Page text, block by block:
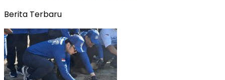
Berita Terbaru